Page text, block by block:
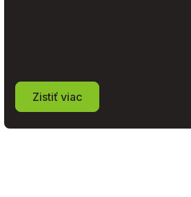
Zistiť viac